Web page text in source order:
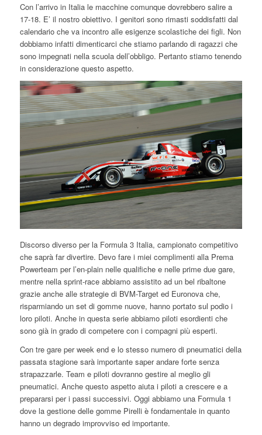
Con l’arrivo in Italia le macchine comunque dovrebbero salire a
17-18. E’ il nostro obiettivo. I genitori sono rimasti soddisfatti dal
calendario che va incontro alle esigenze scolastiche dei figli. Non
dobbiamo infatti dimenticarci che stiamo parlando di ragazzi che
sono impegnati nella scuola dell’obbligo. Pertanto stiamo tenendo
in considerazione questo aspetto.
Discorso diverso per la Formula 3 Italia, campionato competitivo
che saprà far divertire. Devo fare i miei complimenti alla Prema
Powerteam per l’en-plain nelle qualifiche e nelle prime due gare,
mentre nella sprint-race abbiamo assistito ad un bel ribaltone
grazie anche alle strategie di BVM-Target ed Euronova che,
risparmiando un set di gomme nuove, hanno portato sul podio i
loro piloti. Anche in questa serie abbiamo piloti esordienti che
sono già in grado di competere con i compagni più esperti.
Con tre gare per week end e lo stesso numero di pneumatici della
passata stagione sarà importante saper andare forte senza
strapazzarle. Team e piloti dovranno gestire al meglio gli
pneumatici. Anche questo aspetto aiuta i piloti a crescere e a
prepararsi per i passi successivi. Oggi abbiamo una Formula 1
dove la gestione delle gomme Pirelli è fondamentale in quanto
hanno un degrado improvviso ed importante.